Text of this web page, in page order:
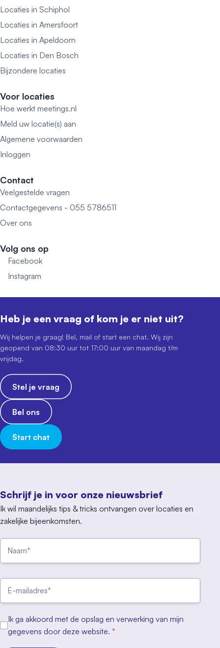
Locaties in Schiphol
Locaties in Amersfoort
Locaties in Apeldoorn
Locaties in Den Bosch
Bijzondere locaties
Voor locaties
Hoe werkt meetings.nl
Meld uw locatie(s) aan
Algemene voorwaarden
Inloggen
Contact
Veelgestelde vragen
Contactgegevens - 055 5786511
Over ons
Volg ons op
Facebook
Instagram
Schrijf je in voor onze nieuwsbrief
Ik wil maandelijks tips & tricks ontvangen over locaties en
zakelijke bijeenkomsten.
Ik ga akkoord met de opslag en verwerking van mijn
gegevens door deze website. *
Heb je een vraag of kom je er niet uit?
Wij helpen je graag! Bel, mail of start een chat. Wij zijn
geopend van 08:30 uur tot 17:00 uur van maandag t/m
vrijdag.
Stel je vraag
Bel ons
Start chat